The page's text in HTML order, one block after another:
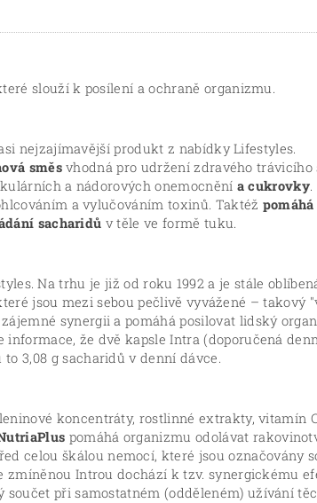
slouží k posílení a ochraně organizmu.
nejzajímavější produkt z nabídky Lifestyles.
směsvhodná pro udržení zdravého trávicího
a nádorových onemocnění a cukrovky.
a vylučováním toxinů. Taktéž
sacharidů v těle ve formě tuku.
Na trhu je již od roku 1992 a je stále
jsou mezi sebou pečlivě vyvážené – takový
synergii a pomáhá posilovat lidský
že dvě kapsle Intra (doporučená
3,08 g sacharidů v denní dávce.
koncentráty, rostlinné extrakty, vitamín
pomáhá organizmu odolávat
celou škálou nemocí, které jsou označovány
Introu dochází k tzv. synergickému
při samostatném (odděleném) užívání